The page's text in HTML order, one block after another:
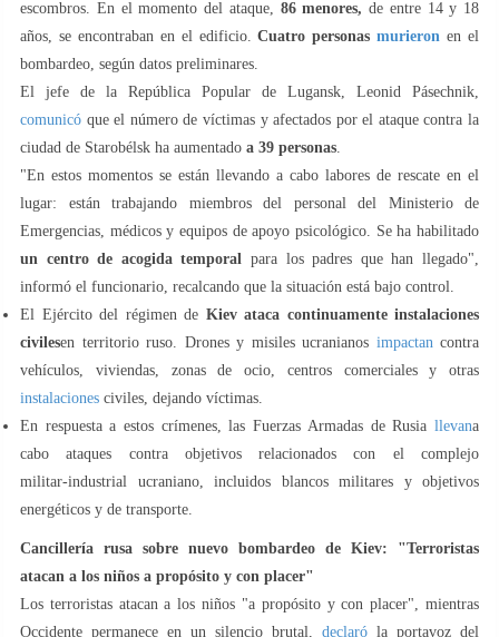
escombros. En el momento del ataque, 86 menores, de entre 14 y 18
años, se encontraban en el edificio.Cuatro personasmurieron en el
bombardeo, según datos preliminares.
El jefe de la República Popular de Lugansk, Leonid Pásechnik,
comunicó que el número de víctimas y afectados por el ataque contra la
ciudad de Starobélsk ha aumentado a 39 personas
"En estos momentos se están llevando a cabo labores de rescate en el
lugar: están trabajando miembros del personal del Ministerio de
Emergencias, médicos y equipos de apoyo psicológico. Se ha habilitado
un centro de acogida temporal para los padres que han llegado",
informó el funcionario, recalcando que la situación está bajo control.
El Ejército del régimen de Kiev ataca continuamente instalaciones
civilesen territorio ruso. Drones y misiles ucranianos impactan contra
vehículos, viviendas, zonas de ocio, centros comerciales y otras
instalaciones civiles, dejando víctimas.
En respuesta a estos crímenes, las Fuerzas Armadas de Rusia llevana
cabo ataques contra objetivos relacionados con el complejo
militar‑industrial ucraniano, incluidos blancos militares y objetivos
energéticos y de transporte.
Cancillería rusa sobre nuevo bombardeo de Kiev: "Terroristas
atacan a los niños a propósito y con placer"
Los terroristas atacan a los niños "a propósito y con placer", mientras
Occidente permanece en un silencio brutal, declaró la portavoz del